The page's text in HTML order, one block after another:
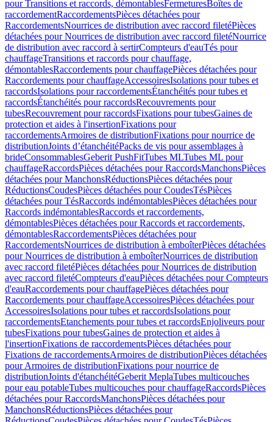
pour Transitions et raccords, démontablesFermeturesBoîtes de
raccordementRaccordementsPièces détachées pour
RaccordementsNourrices de distribution avec raccord filetéPièces
détachées pour Nourrices de distribution avec raccord filetéNourrice
de distribution avec raccord à sertirCompteurs d'eauTés pour
chauffageTransitions et raccords pour chauffage,
démontablesRaccordements pour chauffagePièces détachées pour
Raccordements pour chauffageAccessoiresIsolations pour tubes et
raccordsIsolations pour raccordementsÉtanchéités pour tubes et
raccordsÉtanchéités pour raccordsRecouvrements pour
tubesRecouvrement pour raccordsFixations pour tubesGaines de
protection et aides à l'insertionFixations pour
raccordementsArmoires de distributionFixations pour nourrice de
distributionJoints d’étanchéitéPacks de vis pour assemblages à
brideConsommablesGeberit PushFitTubes MLTubes ML pour
chauffageRaccordsPièces détachées pour RaccordsManchonsPièces
détachées pour ManchonsRéductionsPièces détachées pour
RéductionsCoudesPièces détachées pour CoudesTésPièces
détachées pour TésRaccords indémontablesPièces détachées pour
Raccords indémontablesRaccords et raccordements,
démontablesPièces détachées pour Raccords et raccordements,
démontablesRaccordementsPièces détachées pour
RaccordementsNourrices de distribution à emboîterPièces détachées
pour Nourrices de distribution à emboîterNourrices de distribution
avec raccord filetéPièces détachées pour Nourrices de distribution
avec raccord filetéCompteurs d'eauPièces détachées pour Compteurs
d'eauRaccordements pour chauffagePièces détachées pour
Raccordements pour chauffageAccessoiresPièces détachées pour
AccessoiresIsolations pour tubes et raccordsIsolations pour
raccordementsEtanchements pour tubes et raccordsEnjoliveurs pour
tubesFixations pour tubesGaines de protection et aides à
l'insertionFixations de raccordementsPièces détachées pour
Fixations de raccordementsArmoires de distributionPièces détachées
pour Armoires de distributionFixations pour nourrice de
distributionJoints d'étanchéitéGeberit MeplaTubes multicouches
pour eau potableTubes multicouches pour chauffageRaccordsPièces
détachées pour RaccordsManchonsPièces détachées pour
ManchonsRéductionsPièces détachées pour